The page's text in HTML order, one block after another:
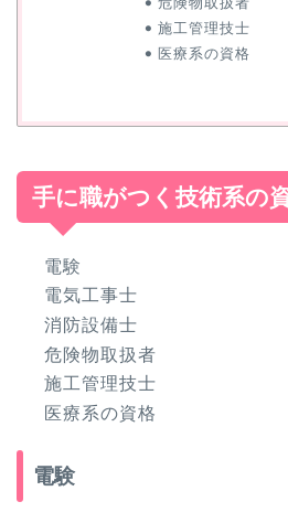
施工管理技士
医療系の資格
手に職がつく技術系の
電験
電気工事士
消防設備士
危険物取扱者
施工管理技士
医療系の資格
電験